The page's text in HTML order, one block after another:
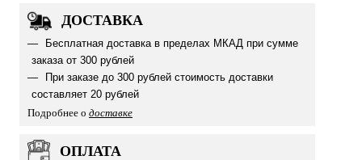
ДОСТАВКА
Бесплатная доставка в пределах МКАД при сумме
заказа от 300 рублей
При заказе до 300 рублей стоимость доставки
составляет 20 рублей
Подробнее о доставке
ОПЛАТА